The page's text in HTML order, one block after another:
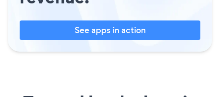
See apps in action